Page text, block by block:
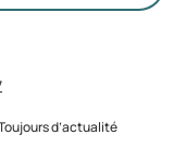
d’actualité